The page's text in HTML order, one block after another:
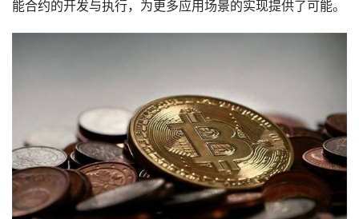
能合约的开发与执行，为更多应用场景的实现提供了可能。